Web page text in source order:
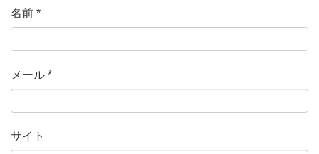
名前 *
メール *
サイト